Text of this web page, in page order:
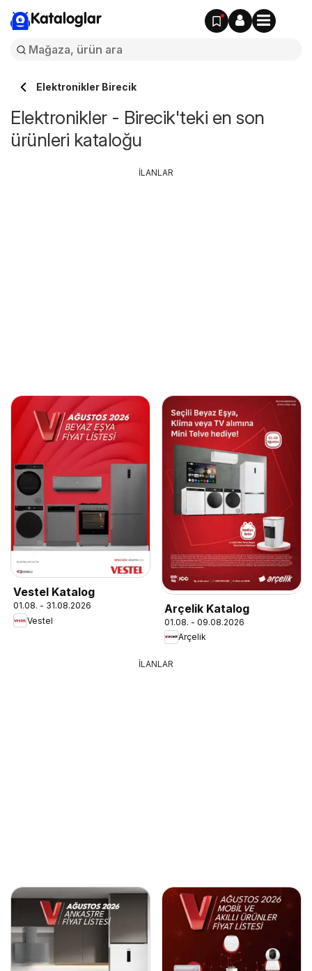
Kataloglar
Elektronikler Birecik
Elektronikler - Birecik'teki en son
ürünleri kataloğu
Vestel Katalog
01.08. - 31.08.2026
Vestel
Arçelik Katalog
01.08. - 09.08.2026
Arçelik
İLANLAR
İLANLAR